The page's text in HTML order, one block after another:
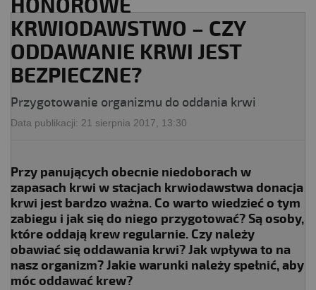
HONOROWE
KRWIODAWSTWO – CZY
ODDAWANIE KRWI JEST
BEZPIECZNE?
Przygotowanie organizmu do oddania krwi
Data publikacji: 21 sierpnia 2017, 13:30
Przy panujących obecnie niedoborach w
zapasach krwi w stacjach krwiodawstwa donacja
krwi jest bardzo ważna. Co warto wiedzieć o tym
zabiegu i jak się do niego przygotować? Są osoby,
które oddają krew regularnie. Czy należy
obawiać się oddawania krwi? Jak wpływa to na
nasz organizm? Jakie warunki należy spełnić, aby
móc oddawać krew?